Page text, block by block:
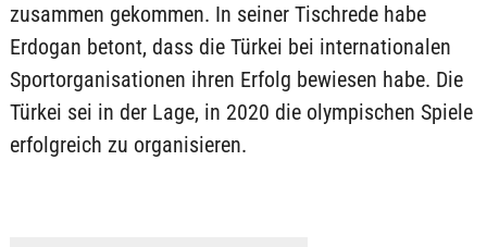
zusammen gekommen. In seiner Tischrede habe
Erdogan betont, dass die Türkei bei internationalen
Sportorganisationen ihren Erfolg bewiesen habe. Die
Türkei sei in der Lage, in 2020 die olympischen Spiele
erfolgreich zu organisieren.